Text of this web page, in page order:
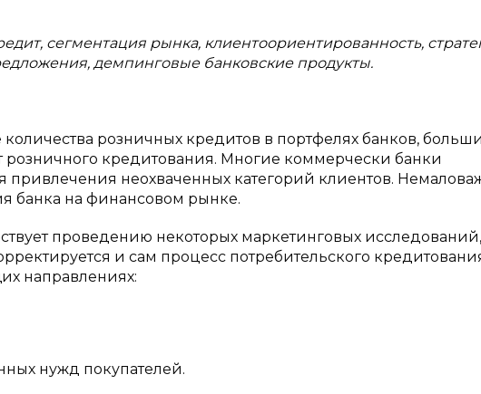
сегментация рынка, клиентоориентированность,
демпинговые банковские продукты.
розничных кредитов в портфелях банков,
розничного кредитования. Многие коммерчески банки
привлечения неохваченных категорий клиентов.
банка на финансовом рынке.
проведению некоторых маркетинговых
и сам процесс потребительского
направлениях:
нужд покупателей.